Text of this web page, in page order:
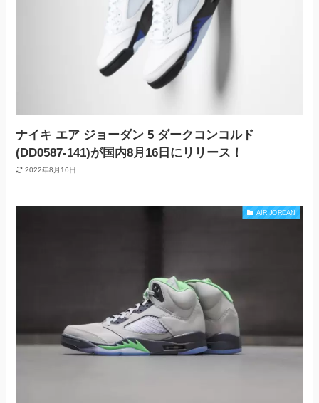
ナイキ エア ジョーダン 5 ダークコンコルド
(DD0587-141)が国内8月16日にリリース！
2022年8月16日
AIR JORDAN